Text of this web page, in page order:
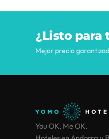
¿Listo para
Mejor precio
You OK, Me OK.